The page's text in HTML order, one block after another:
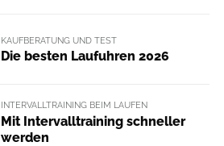
KAUFBERATUNG UND TEST
Die besten Laufuhren 2026
INTERVALLTRAINING BEIM LAUFEN
Mit Intervalltraining schneller
werden